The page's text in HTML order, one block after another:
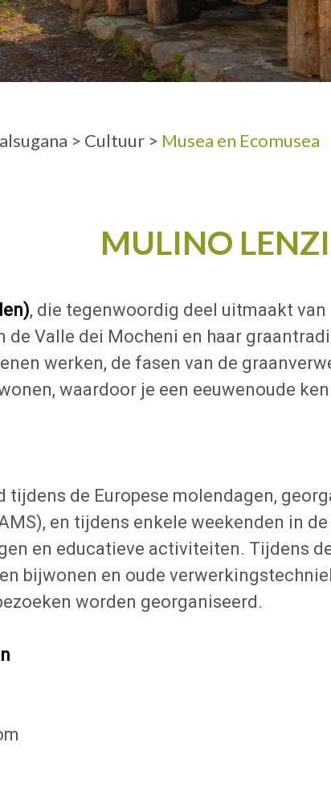
> Cultuur > Musea en Ecomusea
MULINO LENZI
, die tegenwoordig deel uitmaakt
de Valle dei Mocheni en haar
werken, de fasen van de
waardoor je een eeuwenoude
tijdens de Europese molendagen,
en tijdens enkele weekenden in
en educatieve activiteiten. Tijdens
bijwonen en oude
worden georganiseerd.